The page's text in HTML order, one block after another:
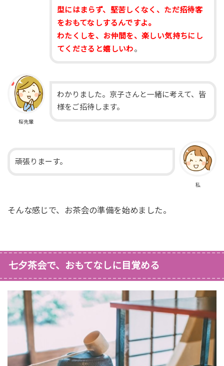
型にはまらず、堅苦しくなく、ただ招待客
をおもてなしするんですよ。
わたくしを、お仲間を、楽しい気持ちにし
てくださると嬉しいわ。
桜先輩
わかりました。京子さんと一緒に考えて、皆
様をご招待します。
私
頑張りまーす。
そんな感じで、お茶会の準備を始めました。
七夕茶会で、おもてなしに目覚める